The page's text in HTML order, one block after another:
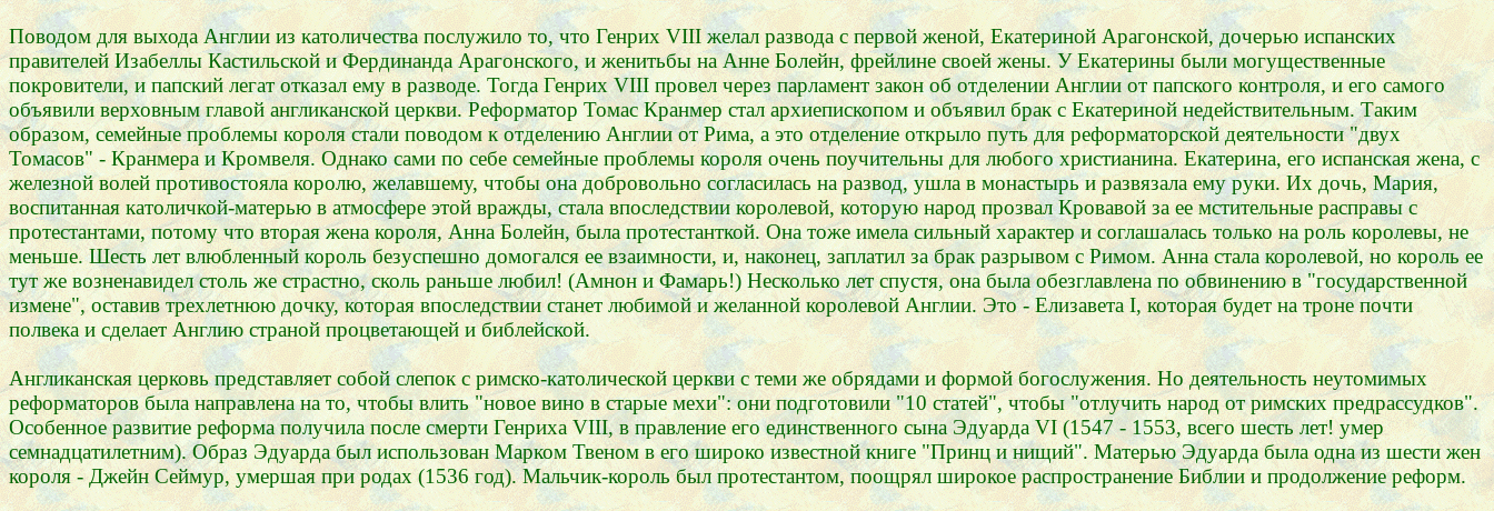
Поводом для выхода Англии из католичества послужило то, что Генрих VIII желал развода с первой женой, Екатериной Арагонской, дочерью испанских
правителей Изабеллы Кастильской и Фердинанда Арагонского, и женитьбы на Анне Болейн, фрейлине своей жены. У Екатерины были могущественные
покровители, и папский легат отказал ему в разводе. Тогда Генрих VIII провел через парламент закон об отделении Англии от папского контроля, и его самого
объявили верховным главой англиканской церкви. Реформатор Томас Кранмер стал архиепископом и объявил брак с Екатериной недействительным. Таким
образом, семейные проблемы короля стали поводом к отделению Англии от Рима, а это отделение открыло путь для реформаторской деятельности "двух
Томасов" - Кранмера и Кромвеля. Однако сами по себе семейные проблемы короля очень поучительны для любого христианина. Екатерина, его испанская жена, с
железной волей противостояла королю, желавшему, чтобы она добровольно согласилась на развод, ушла в монастырь и развязала ему руки. Их дочь, Мария,
воспитанная католичкой-матерью в атмосфере этой вражды, стала впоследствии королевой, которую народ прозвал Кровавой за ее мстительные расправы с
протестантами, потому что вторая жена короля, Анна Болейн, была протестанткой. Она тоже имела сильный характер и соглашалась только на роль королевы, не
меньше. Шесть лет влюбленный король безуспешно домогался ее взаимности, и, наконец, заплатил за брак разрывом с Римом. Анна стала королевой, но король ее
тут же возненавидел столь же страстно, сколь раньше любил! (Амнон и Фамарь!) Несколько лет спустя, она была обезглавлена по обвинению в "государственной
измене", оставив трехлетнюю дочку, которая впоследствии станет любимой и желанной королевой Англии. Это - Елизавета I, которая будет на троне почти
полвека и сделает Англию страной процветающей и библейской.
Англиканская церковь представляет собой слепок с римско-католической церкви с теми же обрядами и формой богослужения. Но деятельность неутомимых
реформаторов была направлена на то, чтобы влить "новое вино в старые мехи": они подготовили "10 статей", чтобы "отлучить народ от римских предрассудков".
Особенное развитие реформа получила после смерти Генриха VIII, в правление его единственного сына Эдуарда VI (1547 - 1553, всего шесть лет! умер
семнадцатилетним). Образ Эдуарда был использован Марком Твеном в его широко известной книге "Принц и нищий". Матерью Эдуарда была одна из шести жен
короля - Джейн Сеймур, умершая при родах (1536 год). Мальчик-король был протестантом, поощрял широкое распространение Библии и продолжение реформ.